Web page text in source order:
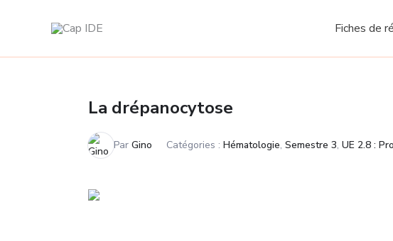
Fiches de
La drépanocytose
Par Gino Catégories : Hématologie, Semestre 3, UE 2.8 :